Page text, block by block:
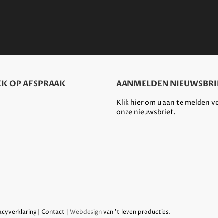
OP AFSPRAAK AANMELDEN
Klik hier om u aan te melden
onze nieuwsbrief.
| Contact | Webdesignvan 't leven producties.